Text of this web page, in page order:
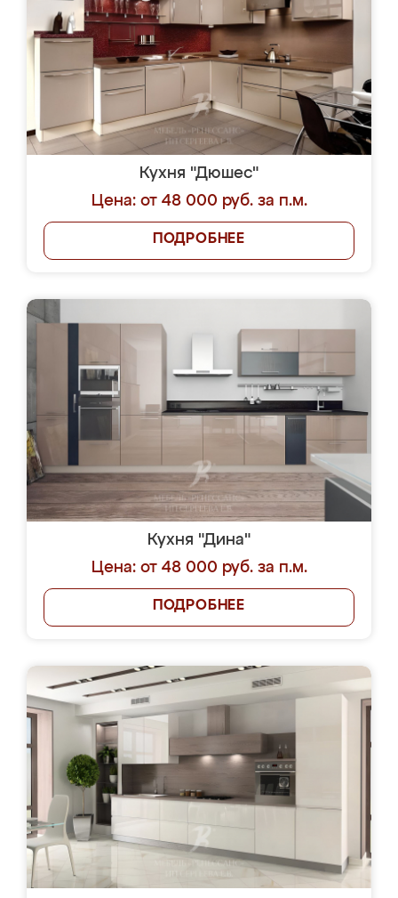
Кухня "Дюшес"
Цена: от 48 000 руб. за п.м.
ПОДРОБНЕЕ
Кухня "Дина"
Цена: от 48 000 руб. за п.м.
ПОДРОБНЕЕ